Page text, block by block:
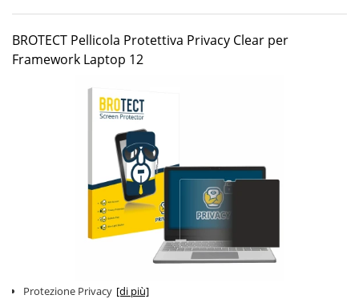
BROTECT Pellicola Protettiva Privacy Clear per
Framework Laptop 12
Protezione Privacy [di più]